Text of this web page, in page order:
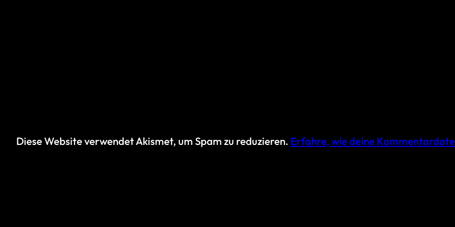
Diese Website verwendet Akismet, um Spam zu reduzieren. Erfahre, wie deine